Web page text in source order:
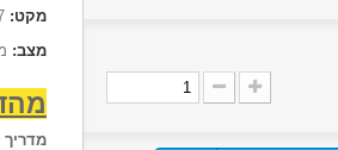
מקט:
מצב:
מדריך